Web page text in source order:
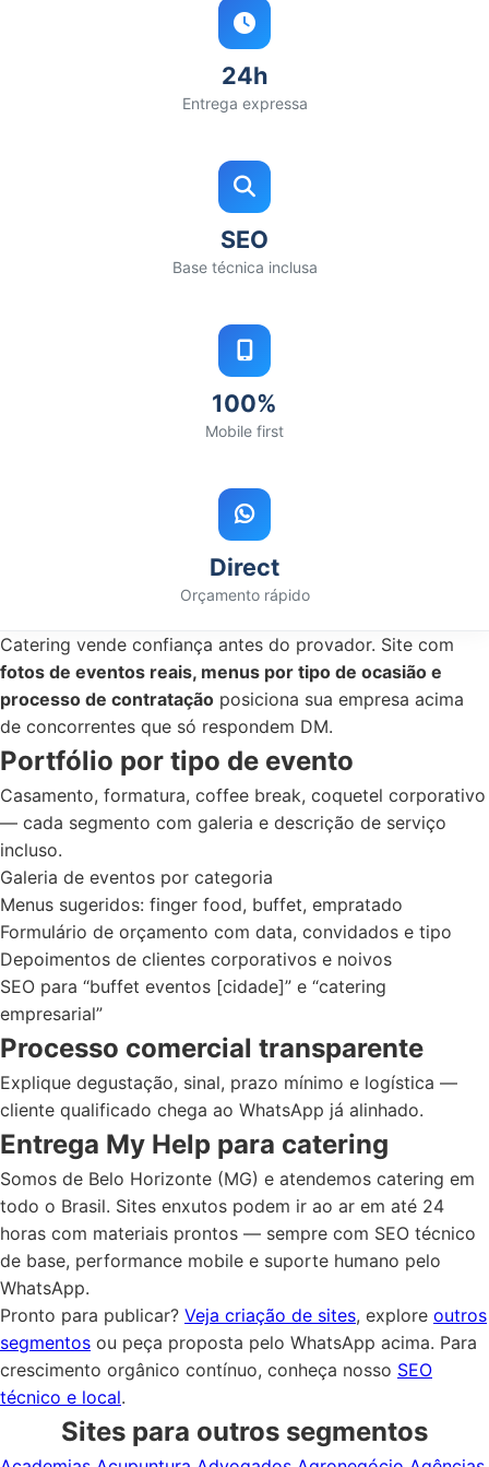
24h
Entrega expressa
SEO
Base técnica inclusa
100%
Mobile first
Direct
Orçamento rápido
Catering vende confiança antes do provador. Site com
fotos de eventos reais, menus por tipo de ocasião e
processo de contratação posiciona sua empresa acima
de concorrentes que só respondem DM.
Portfólio por tipo de evento
Casamento, formatura, coffee break, coquetel corporativo
— cada segmento com galeria e descrição de serviço
incluso.
Galeria de eventos por categoria
Menus sugeridos: finger food, buffet, empratado
Formulário de orçamento com data, convidados e tipo
Depoimentos de clientes corporativos e noivos
SEO para “buffet eventos [cidade]” e “catering
empresarial”
Processo comercial transparente
Explique degustação, sinal, prazo mínimo e logística —
cliente qualificado chega ao WhatsApp já alinhado.
Entrega My Help para catering
Somos de Belo Horizonte (MG) e atendemos catering em
todo o Brasil. Sites enxutos podem ir ao ar em até 24
horas com materiais prontos — sempre com SEO técnico
de base, performance mobile e suporte humano pelo
WhatsApp.
Pronto para publicar? Veja criação de sites, explore outros
segmentos ou peça proposta pelo WhatsApp acima. Para
crescimento orgânico contínuo, conheça nosso SEO
técnico e local.
Sites para outros segmentos